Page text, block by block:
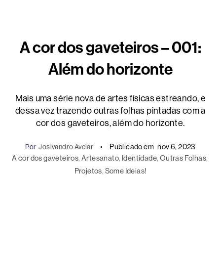
A cor dos gaveteiros – 001:
Além do horizonte
Mais uma série nova de artes físicas estreando, e
dessa vez trazendo outras folhas pintadas com a
cor dos gaveteiros, além do horizonte.
Por Josivandro Avelar Publicado em nov 6, 2023
A cor dos gaveteiros, Artesanato, Identidade, Outras Folhas
Projetos, Some Ideias!